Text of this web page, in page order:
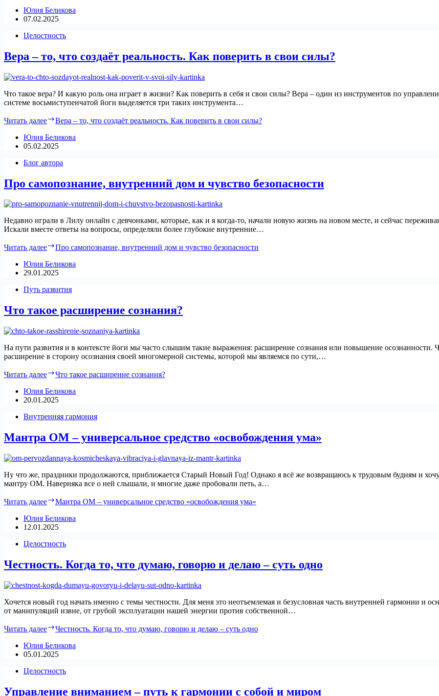
Юлия Беликова
07.02.2025
Целостность
Вера – то, что создаёт реальность. Как поверить в свои силы?
Что такое вера? И какую роль она играет в жизни? Как поверить в себя и свои силы? Вера – один из инструментов по
системе восьмиступенчатой йоги выделяется три таких инструмента…
Читать далее
Вера – то, что создаёт реальность. Как поверить в свои силы?
Юлия Беликова
05.02.2025
Блог автора
Про самопознание, внутренний дом и чувство безопасности
Недавно играли в Лилу онлайн с девчонками, которые, как и я когда-то, начали новую жизнь на новом месте, и сейчас
Искали вместе ответы на вопросы, определяли более глубокие внутренние…
Читать далее
Про самопознание, внутренний дом и чувство безопасности
Юлия Беликова
29.01.2025
Путь развития
Что такое расширение сознания?
На пути развития и в контексте йоги мы часто слышим такие выражения: расширение сознания или повышение осознанности.
расширение в сторону осознания своей многомерной системы, которой мы являемся по сути,…
Читать далее
Что такое расширение сознания?
Юлия Беликова
20.01.2025
Внутренняя гармония
Мантра ОМ – универсальное средство «освобождения ума»
Ну что же, праздники продолжаются, приближается Старый Новый Год! Однако я всё же возвращаюсь к трудовым будням и
мантру ОМ. Наверняка все о ней слышали, и многие даже пробовали петь, а…
Читать далее
Мантра ОМ – универсальное средство «освобождения ума»
Юлия Беликова
12.01.2025
Целостность
Честность. Когда то, что думаю, говорю и делаю – суть одно
Хочется новый год начать именно с темы честности. Для меня это неотъемлемая и безусловная часть внутренней гармонии и
от манипуляций извне, от грубой эксплуатации нашей энергии против собственной…
Читать далее
Честность. Когда то, что думаю, говорю и делаю – суть одно
Юлия Беликова
05.01.2025
Целостность
Управление вниманием – путь к гармонии с собой и миром